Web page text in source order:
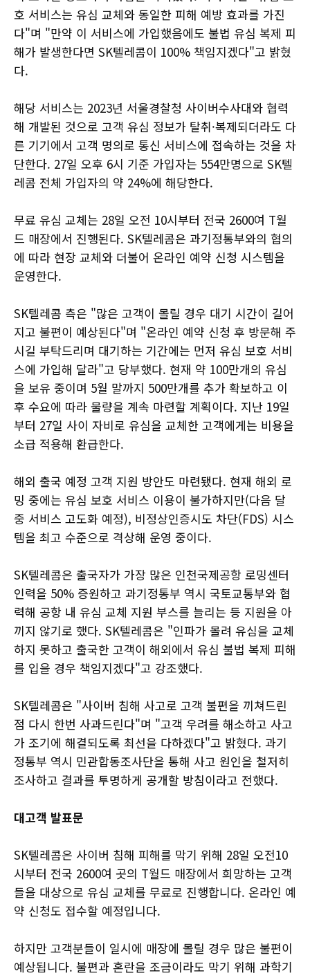
호 서비스는 유심 교체와 동일한 피해 예방 효과를 가진
다"며 "만약 이 서비스에 가입했음에도 불법 유심 복제 피
해가 발생한다면 SK텔레콤이 100% 책임지겠다"고 밝혔
다.
해당 서비스는 2023년 서울경찰청 사이버수사대와 협력
해 개발된 것으로 고객 유심 정보가 탈취·복제되더라도 다
른 기기에서 고객 명의로 통신 서비스에 접속하는 것을 차
단한다. 27일 오후 6시 기준 가입자는 554만명으로 SK텔
레콤 전체 가입자의 약 24%에 해당한다.
무료 유심 교체는 28일 오전 10시부터 전국 2600여 T월
드 매장에서 진행된다. SK텔레콤은 과기정통부와의 협의
에 따라 현장 교체와 더불어 온라인 예약 신청 시스템을
운영한다.
SK텔레콤 측은 "많은 고객이 몰릴 경우 대기 시간이 길어
지고 불편이 예상된다"며 "온라인 예약 신청 후 방문해 주
시길 부탁드리며 대기하는 기간에는 먼저 유심 보호 서비
스에 가입해 달라"고 당부했다. 현재 약 100만개의 유심
을 보유 중이며 5월 말까지 500만개를 추가 확보하고 이
후 수요에 따라 물량을 계속 마련할 계획이다. 지난 19일
부터 27일 사이 자비로 유심을 교체한 고객에게는 비용을
소급 적용해 환급한다.
해외 출국 예정 고객 지원 방안도 마련됐다. 현재 해외 로
밍 중에는 유심 보호 서비스 이용이 불가하지만(다음 달
중 서비스 고도화 예정), 비정상인증시도 차단(FDS) 시스
템을 최고 수준으로 격상해 운영 중이다.
SK텔레콤은 출국자가 가장 많은 인천국제공항 로밍센터
인력을 50% 증원하고 과기정통부 역시 국토교통부와 협
력해 공항 내 유심 교체 지원 부스를 늘리는 등 지원을 아
끼지 않기로 했다. SK텔레콤은 "인파가 몰려 유심을 교체
하지 못하고 출국한 고객이 해외에서 유심 불법 복제 피해
를 입을 경우 책임지겠다"고 강조했다.
SK텔레콤은 "사이버 침해 사고로 고객 불편을 끼쳐드린
점 다시 한번 사과드린다"며 "고객 우려를 해소하고 사고
가 조기에 해결되도록 최선을 다하겠다"고 밝혔다. 과기
정통부 역시 민관합동조사단을 통해 사고 원인을 철저히
조사하고 결과를 투명하게 공개할 방침이라고 전했다.
대고객 발표문
SK텔레콤은 사이버 침해 피해를 막기 위해 28일 오전10
시부터 전국 2600여 곳의 T월드 매장에서 희망하는 고객
들을 대상으로 유심 교체를 무료로 진행합니다. 온라인 예
약 신청도 접수할 예정입니다.
하지만 고객분들이 일시에 매장에 몰릴 경우 많은 불편이
예상됩니다. 불편과 혼란을 조금이라도 막기 위해 과학기